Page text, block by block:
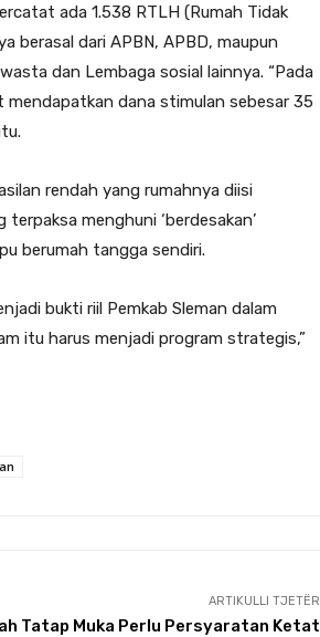
ada 1.538 RTLH (Rumah Tidak
berasal dari APBN, APBD, maupun
dan Lembaga sosial lainnya. “Pada
dana stimulan sebesar 35
rendah yang rumahnya diisi
menghuni ‘berdesakan’
berumah tangga sendiri.
bukti riil Pemkab Sleman dalam
itu harus menjadi program strategis,”
ARTIKULLI TJETËR
Tatap Muka Perlu Persyaratan Ketat